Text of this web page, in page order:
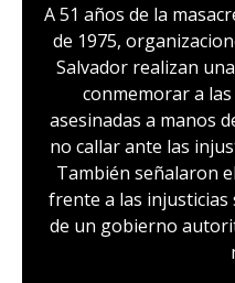
A 51 años de la
de 1975,
Salvador realizan
conmemorar a
asesinadas a manos
no callar ante las
También señalaron
frente a las injusticias
de un gobierno